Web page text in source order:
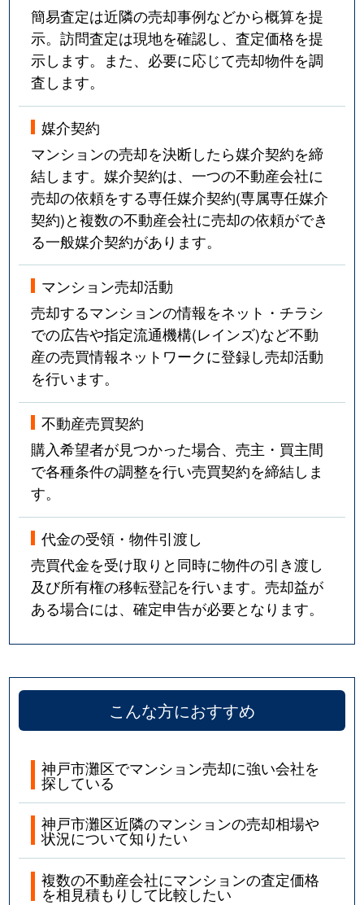
簡易査定は近隣の売却事例などから概算を提
示。訪問査定は現地を確認し、査定価格を提
示します。また、必要に応じて売却物件を調
査します。
媒介契約
マンションの売却を決断したら媒介契約を締
結します。媒介契約は、一つの不動産会社に
売却の依頼をする専任媒介契約(専属専任媒介
契約)と複数の不動産会社に売却の依頼ができ
る一般媒介契約があります。
マンション売却活動
売却するマンションの情報をネット・チラシ
での広告や指定流通機構(レインズ)など不動
産の売買情報ネットワークに登録し売却活動
を行います。
不動産売買契約
購入希望者が見つかった場合、売主・買主間
で各種条件の調整を行い売買契約を締結しま
す。
代金の受領・物件引渡し
売買代金を受け取りと同時に物件の引き渡し
及び所有権の移転登記を行います。売却益が
ある場合には、確定申告が必要となります。
こんな方におすすめ
神戸市灘区でマンション売却に強い会社を
探している
神戸市灘区近隣のマンションの売却相場や
状況について知りたい
複数の不動産会社にマンションの査定価格
を相見積もりして比較したい